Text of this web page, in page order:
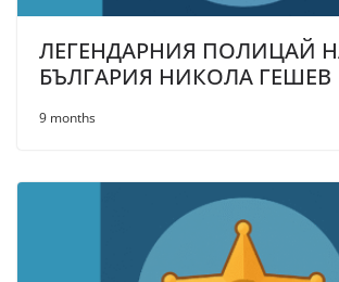
ЛЕГЕНДАРНИЯ ПОЛИЦАЙ
БЪЛГАРИЯ НИКОЛА ГЕШЕВ
9 months